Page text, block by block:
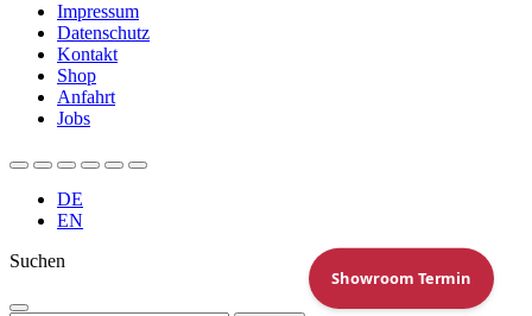
Impressum
Datenschutz
Kontakt
Shop
Anfahrt
Jobs
DE
EN
Suchen